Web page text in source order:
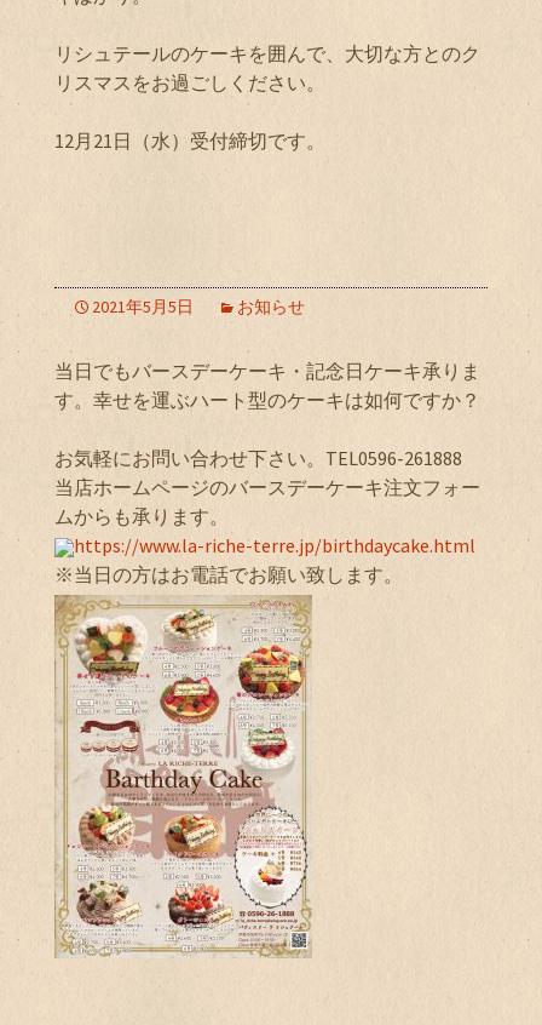
リシュテールのケーキを囲んで、大切な方とのク
リスマスをお過ごしください。
12月21日（水）受付締切です。
2021年5月5日 お知らせ
当日でもバースデーケーキ・記念日ケーキ承りま
す。幸せを運ぶハート型のケーキは如何ですか？
お気軽にお問い合わせ下さい。TEL0596-261888
当店ホームページのバースデーケーキ注文フォー
ムからも承ります。
https://www.la-riche-terre.jp/birthdaycake.html
※当日の方はお電話でお願い致します。